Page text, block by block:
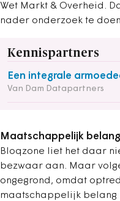
Wet Markt & Overheid.
nader onderzoek te
Kennispartners
Een integrale
Van Dam Datapartners
Maatschappelijk belang
Bloqzone liet het daar
bezwaar aan. Maar
ongegrond, omdat
maatschappelijk belang